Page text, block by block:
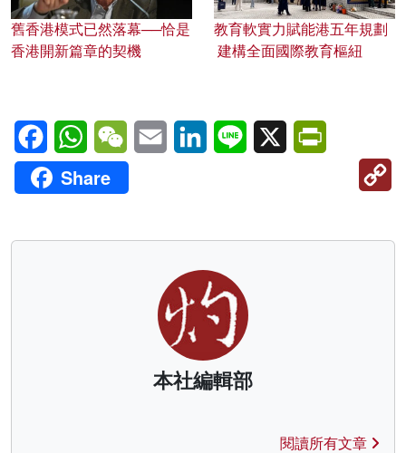
舊香港模式已然落幕──恰是
香港開新篇章的契機
教育軟實力賦能港五年規劃
建構全面國際教育樞紐
FacebookWhatsAppWeChatEmail LinkedInLine X
Share
本社編輯部
閱讀所有文章